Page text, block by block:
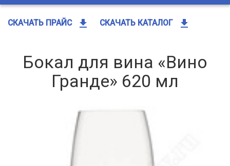
СКАЧАТЬ ПРАЙС get_app СКАЧАТЬ КАТАЛОГ get_app
Бокал для вина «Вино
Гранде» 620 мл